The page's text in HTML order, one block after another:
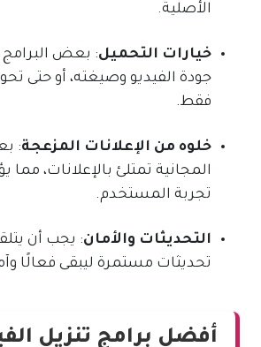
الأصلية.
خيارات التحميل: بعض البرامج
جودة الفيديو وصيغته، أو حتى
فقط.
خلوه من الإعلانات المزعجة:
المجانية تمتلئ بالإعلانات، مما
تجربة المستخدم.
التحديثات والأمان: يجب أن
تحديثات مستمرة ليبقى فعالًا
أفضل برامج تنزيل